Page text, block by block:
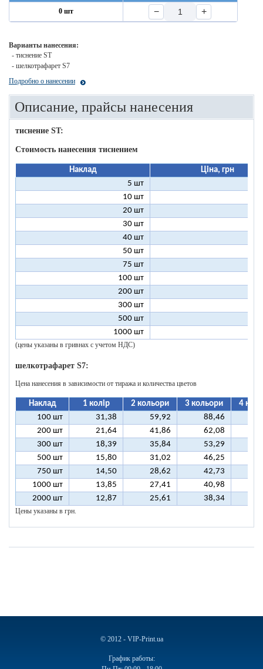
0 шт − +
Варианты нанесения:
- тиснение ST
- шелкотрафарет S7
Подробно о нанесении
Описание, прайсы нанесения
тиснение ST:
Стоимость нанесения тиснением
Наклад
Ціна, грн
5 шт
10 шт
20 шт
30 шт
40 шт
50 шт
75 шт
100 шт
200 шт
300 шт
500 шт
1000 шт
(цены указаны в гривнах с учетом НДС)
шелкотрафарет S7:
Цена нанесения в зависимости от тиража и количества цветов
Наклад 1 колір 2 кольори 3 кольори
4
100 шт
31,38 59,92 88,46
200 шт
21,64 41,86 62,08
300 шт
18,39 35,84 53,29
500 шт
15,80 31,02 46,25
750 шт
14,50 28,62 42,73
1000 шт
13,85 27,41 40,98
2000 шт
12,87 25,61 38,34
Цены указаны в грн.
© 2012 - VIP-Print.ua
График работы: